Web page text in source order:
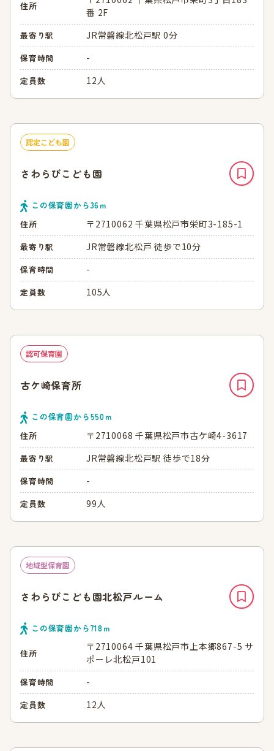
住所
番 2F
最寄り駅 JR常磐線北松戸駅 0分
保育時間 -
定員数 12人
認定こども園
さわらびこども園
この保育園から36ｍ
住所
〒2710062 千葉県松戸市栄町3-185-1
最寄り駅 JR常磐線北松戸 徒歩で10分
保育時間 -
定員数 105人
認可保育園
古ケ崎保育所
この保育園から550ｍ
住所
〒2710068 千葉県松戸市古ケ崎4-3617
最寄り駅 JR常磐線北松戸駅 徒歩で18分
保育時間 -
定員数 99人
地域型保育園
さわらびこども園北松戸ルーム
この保育園から718ｍ
住所
〒2710064 千葉県松戸市上本郷867-5 サ
ポーレ北松戸101
保育時間 -
定員数 12人